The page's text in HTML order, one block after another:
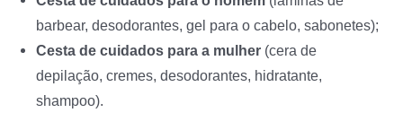
barbear, desodorantes, gel para o cabelo, sabonetes);
Cesta de cuidados para a mulher (cera de
depilação, cremes, desodorantes, hidratante,
shampoo).